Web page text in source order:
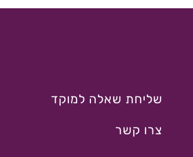
שליחת שאלה למוקד
צרו קשר